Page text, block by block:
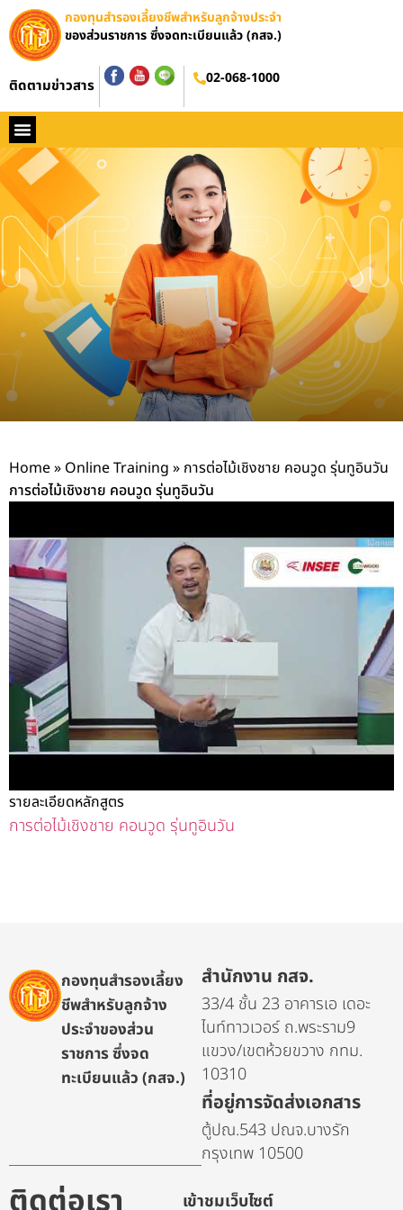
กองทุนสำรองเลี้ยงชีพสำหรับลูกจ้างประจำ
ของส่วนราชการ ซึ่งจดทะเบียนแล้ว (กสจ.)
ติดตามข่าวสาร 02-068-1000
อบรมออนไลน์
Home» Online Training » การต่อไม้เชิงชาย คอนวูด รุ่นทูอินวัน
การต่อไม้เชิงชาย คอนวูด รุ่นทูอินวัน
รายละเอียดหลักสูตร
การต่อไม้เชิงชาย คอนวูด รุ่นทูอินวัน
กองทุนสำรองเลี้ยง
ชีพสำหรับลูกจ้าง
ประจำของส่วน
ราชการ ซึ่งจด
ทะเบียนแล้ว (กสจ.)
สำนักงาน กสจ.
33/4 ชั้น 23 อาคารเอ เดอะ
ไนท์ทาวเวอร์ ถ.พระราม9
แขวง/เขตห้วยขวาง กทม.
10310
ที่อยู่การจัดส่งเอกสาร
ตู้ปณ.543 ปณจ.บางรัก
กรุงเทพ 10500
เข้าชมเว็บไซต์